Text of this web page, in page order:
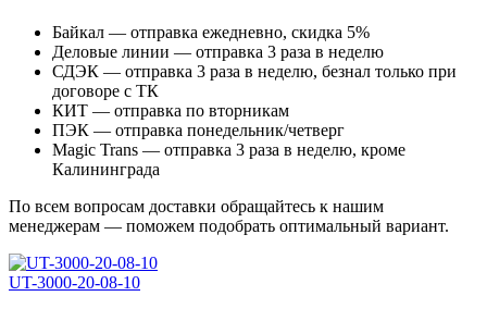
Байкал — отправка ежедневно, скидка 5%
Деловые линии — отправка 3 раза в неделю
СДЭК — отправка 3 раза в неделю, безнал только при
договоре с ТК
КИТ — отправка по вторникам
ПЭК — отправка понедельник/четверг
Magic Trans — отправка 3 раза в неделю, кроме
Калининграда
По всем вопросам доставки обращайтесь к нашим
менеджерам — поможем подобрать оптимальный вариант.
UT-3000-20-08-10